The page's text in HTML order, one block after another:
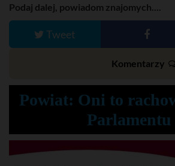
Podaj dalej, powiadom znajomych....
Tweet
Komentarzy
Powiat: Oni to